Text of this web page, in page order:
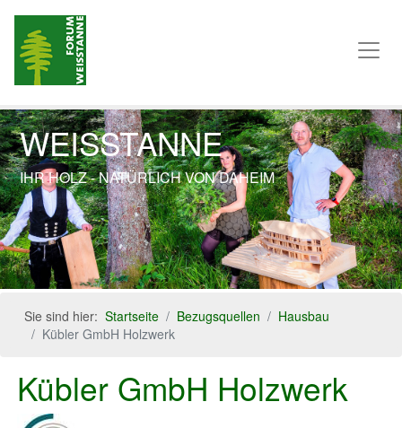
WEISSTANNE
IHR HOLZ - NATÜRLICH VON DAHEIM
Previous Next
Sie sind hier:Startseite Bezugsquellen
Hausbau
Kübler GmbH Holzwerk
Kübler GmbH Holzwerk